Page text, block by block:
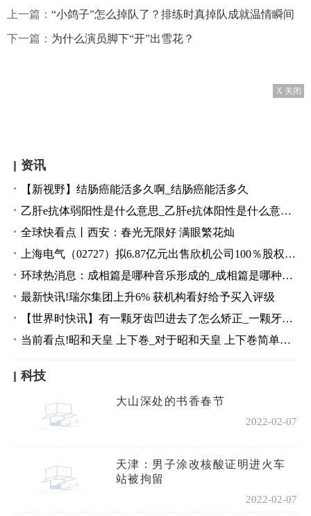
上一篇： “小鸽子”怎么掉队了？排练时真掉队成就温情瞬间
下一篇： 为什么演员脚下“开”出雪花？
X 关闭
资讯
【新视野】结肠癌能活多久啊_结肠癌能活多久
乙肝e抗体弱阳性是什么意思_乙肝e抗体阳性是什么意思 每日时讯
全球快看点丨西安：春光无限好 满眼繁花灿
上海电气（02727）拟6.87亿元出售欣机公司100％股权 环球新要闻
环球热消息：成相篇是哪种音乐形成的_成相篇是哪种音乐形式
最新快讯!瑞尔集团上升6% 获机构看好给予买入评级
【世界时快讯】有一颗牙齿凹进去了怎么矫正_一颗牙齿歪了可以单独矫正吗
当前看点!昭和天皇 上下巻_对于昭和天皇 上下巻简单介绍
科技
大山深处的书香春节
2022-02-07
天津：男子涂改核酸证明进火车
站被拘留
2022-02-07